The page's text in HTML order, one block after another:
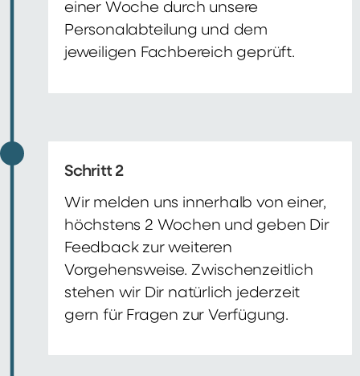
einer Woche durch unsere
Personalabteilung und dem
jeweiligen Fachbereich geprüft.
Schritt 2
Wir melden uns innerhalb von einer,
höchstens 2 Wochen und geben Dir
Feedback zur weiteren
Vorgehensweise. Zwischenzeitlich
stehen wir Dir natürlich jederzeit
gern für Fragen zur Verfügung.